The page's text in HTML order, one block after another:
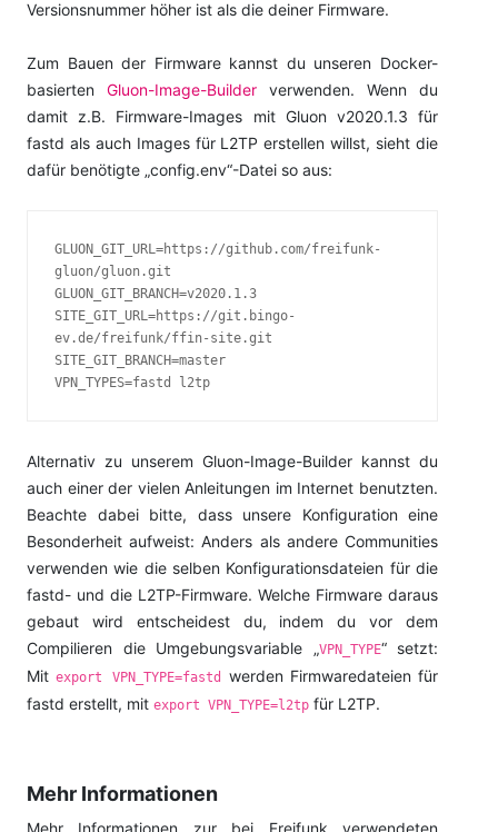
Versionsnummer höher ist als die deiner Firmware.
Zum Bauen der Firmware kannst du unseren Docker-
basierten Gluon-Image-Builder verwenden. Wenn du
damit z.B. Firmware-Images mit Gluon v2020.1.3 für
fastd als auch Images für L2TP erstellen willst, sieht die
dafür benötigte „config.env“-Datei so aus:
GLUON_GIT_URL=https://github.com/freifunk-
gluon/gluon.git
GLUON_GIT_BRANCH=v2020.1.3
SITE_GIT_URL=https://git.bingo-
ev.de/freifunk/ffin-site.git
SITE_GIT_BRANCH=master
VPN_TYPES=fastd l2tp
Alternativ zu unserem Gluon-Image-Builder kannst du
auch einer der vielen Anleitungen im Internet benutzten.
Beachte dabei bitte, dass unsere Konfiguration eine
Besonderheit aufweist: Anders als andere Communities
verwenden wie die selben Konfigurationsdateien für die
fastd- und die L2TP-Firmware. Welche Firmware daraus
gebaut wird entscheidest du, indem du vor dem
Compilieren die Umgebungsvariable „VPN_TYPE“ setzt:
Mitexport VPN_TYPE=fastd
werden Firmwaredateien für
fastd erstellt, mit export VPN_TYPE=l2tp für L2TP.
Mehr Informationen
Mehr Informationen zur bei Freifunk verwendeten